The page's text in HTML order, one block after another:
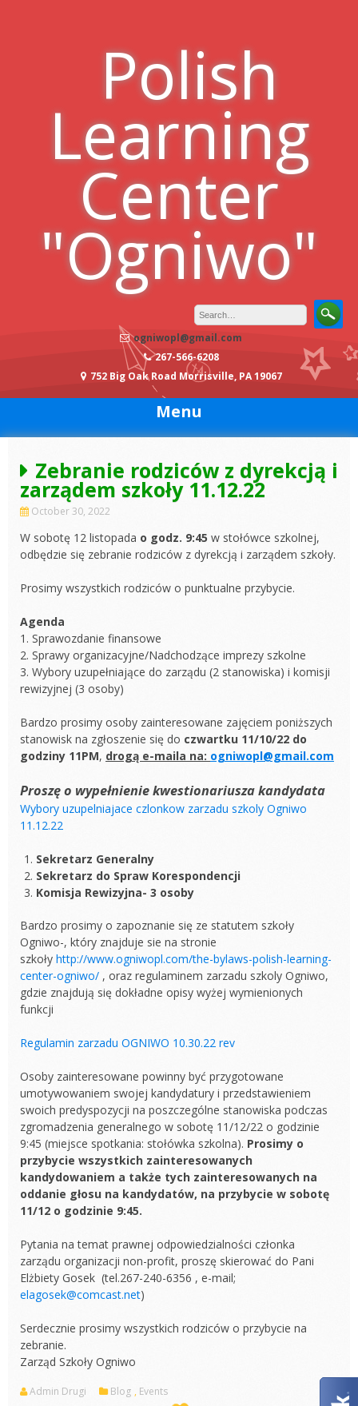
Polish
Learning
Center
"Ogniwo"
ogniwopl@gmail.com
267-566-6208
752 Big Oak Road Morrisville, PA 19067
Menu
Zebranie rodziców z dyrekcją i
zarządem szkoły 11.12.22
October 30, 2022
W sobotę 12 listopada o godz. 9:45 w stołówce szkolnej,
odbędzie się zebranie rodziców z dyrekcją i zarządem szkoły.
Prosimy wszystkich rodziców o punktualne przybycie.
Agenda
1. Sprawozdanie finansowe
2. Sprawy organizacyjne/Nadchodzące imprezy szkolne
3. Wybory uzupełniające do zarządu (2 stanowiska) i komisji
rewizyjnej (3 osoby)
Bardzo prosimy osoby zainteresowane zajęciem poniższych
stanowisk na zgłoszenie się do czwartku 11/10/22 do
godziny 11PM, drogą e-maila na: ogniwopl@gmail.com
Proszę o wypełnienie kwestionariusza kandydata
Wybory uzupelniajace czlonkow zarzadu szkoly Ogniwo
11.12.22
Sekretarz Generalny
Sekretarz do Spraw Korespondencji
Komisja Rewizyjna- 3 osoby
Bardzo prosimy o zapoznanie się ze statutem szkoły
Ogniwo-, który znajduje sie na stronie
szkoły http://www.ogniwopl.com/the-bylaws-polish-learning-
center-ogniwo/ , oraz regulaminem zarzadu szkoly Ogniwo,
gdzie znajdują się dokładne opisy wyżej wymienionych
funkcji
Regulamin zarzadu OGNIWO 10.30.22 rev
Osoby zainteresowane powinny być przygotowane
umotywowaniem swojej kandydatury i przedstawieniem
swoich predyspozycji na poszczególne stanowiska podczas
zgromadzenia generalnego w sobotę 11/12/22 o godzinie
9:45 (miejsce spotkania: stołówka szkolna). Prosimy o
przybycie wszystkich zainteresowanych
kandydowaniem a także tych zainteresowanych na
oddanie głosu na kandydatów, na przybycie w sobotę
11/12 o godzinie 9:45.
Pytania na temat prawnej odpowiedzialności członka
zarządu organizacji non-profit, proszę skierować do Pani
Elżbiety Gosek (tel.267-240-6356 , e-mail;
elagosek@comcast.net)
Serdecznie prosimy wszystkich rodziców o przybycie na
zebranie.
Zarząd Szkoły Ogniwo
Admin Drugi Blog , Events